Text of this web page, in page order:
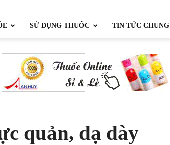
SỬ DỤNG THUỐC TIN TỨC CHUNG
quản, dạ dày